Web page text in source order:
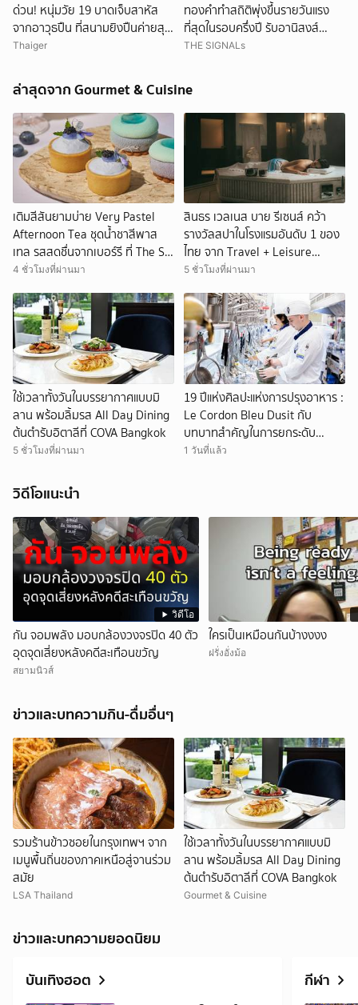
ด่วน! หนุ่มวัย 19 บาดเจ็บสาหัส
จากอาวุธปืน ที่สนามยิงปืนค่ายสุร
นารี โคราช ตำรวจเร่งสอบสาเหตุ
Thaiger
ทองคำทำสถิติพุ่งขึ้นรายวันแรง
ที่สุดในรอบครึ่งปี รับอานิสงส์
ดอลลาร์อ่อนค่า
THE SIGNALs
ล่าสุดจาก Gourmet & Cuisine
เติมสีสันยามบ่าย Very Pastel
Afternoon Tea ชุดน้ำชาสีพาส
เทล รสสดชื่นจากเบอร์รี ที่ The St.
Regis Bangkok
4 ชั่วโมงที่ผ่านมา
สินธร เวลเนส บาย รีเซนส์ คว้า
รางวัลสปาในโรงแรมอันดับ 1 ของ
ไทย จาก Travel + Leisure
Luxury Awards Asia Pacific
5 ชั่วโมงที่ผ่านมา
ใช้เวลาทั้งวันในบรรยากาศแบบมิ
ลาน พร้อมลิ้มรส All Day Dining
ต้นตำรับอิตาลีที่ COVA Bangkok
5 ชั่วโมงที่ผ่านมา
19 ปีแห่งศิลปะแห่งการปรุงอาหาร :
Le Cordon Bleu Dusit กับ
บทบาทสำคัญในการยกระดับ
วงการอาหารไทยสู่เวทีโลก
1 วันที่แล้ว
วิดีโอแนะนำ
วิดีโอ
กัน จอมพลัง มอบกล้องวงจรปิด 40 ตัว
อุดจุดเสี่ยงหลังคดีสะเทือนขวัญ
สยามนิวส์
ใครเป็นเหมือนกันบ้างงงง
ฝรั่งอั่งม้อ
ข่าวและบทความกิน-ดื่มอื่นๆ
รวมร้านข้าวซอยในกรุงเทพฯ จาก
เมนูพื้นถิ่นของภาคเหนือสู่จานร่วม
สมัย
LSA Thailand
ใช้เวลาทั้งวันในบรรยากาศแบบมิ
ลาน พร้อมลิ้มรส All Day Dining
ต้นตำรับอิตาลีที่ COVA Bangkok
Gourmet & Cuisine
ข่าวและบทความยอดนิยม
บันเทิงฮอต
กีฬา